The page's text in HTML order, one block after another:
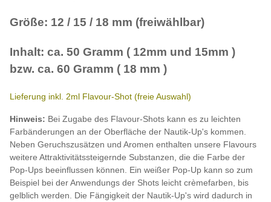
Größe: 12 / 15 / 18 mm (freiwählbar)
Inhalt: ca. 50 Gramm ( 12mm und 15mm )
bzw. ca. 60 Gramm ( 18 mm )
Lieferung inkl. 2ml Flavour-Shot (freie Auswahl)
Hinweis: Bei Zugabe des Flavour-Shots kann es zu leichten
Farbänderungen an der Oberfläche der Nautik-Up's kommen.
Neben Geruchszusätzen und Aromen enthalten unsere Flavours
weitere Attraktivitätssteigernde Substanzen, die die Farbe der
Pop-Ups beeinflussen können. Ein weißer Pop-Up kann so zum
Beispiel bei der Anwendungs der Shots leicht crèmefarben, bis
gelblich werden. Die Fängigkeit der Nautik-Up's wird dadurch in